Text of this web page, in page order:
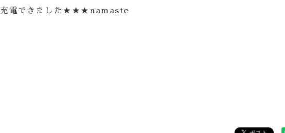
充電できました★★★namaste